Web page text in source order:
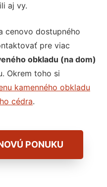
aj vy.
cenovo dostupného
pre viac
obkladu (na dom)
Okrem toho si
kamenného obkladu
cédra.
PONUKU